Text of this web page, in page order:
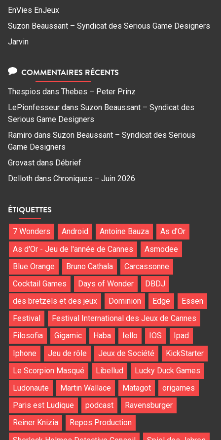
EnVies EnJeux
Suzon Beaussant – Syndicat des Serious Game Designers
Jarvin
COMMENTAIRES RÉCENTS
Thespios dans Thebes – Peter Prinz
LePionfesseur dans Suzon Beaussant – Syndicat des
Serious Game Designers
Ramiro dans Suzon Beaussant – Syndicat des Serious
Game Designers
Grovast dans Débrief
Delloth dans Chroniques – Juin 2026
ÉTIQUETTES
7 Wonders Android Antoine Bauza
As d'Or
As d'Or - Jeu de l'année de Cannes
Asmodee
Blue Orange
Bruno Cathala
Carcassonne
Cocktail Games
Days of Wonder
DBDJ
des bretzels et des jeux
Dominion Edge
Essen
Festival
Festival International des Jeux de Cannes
Filosofia
Gigamic Haba Iello IOS
Ipad
Iphone
Jeu de rôle Jeux de Société
KickStarter
Le Scorpion Masqué
Libellud
Lucky Duck Games
Ludonaute
Martin Wallace Matagot
origames
Paris est Ludique
podcast
Ravensburger
Reiner Knizia
Repos Production